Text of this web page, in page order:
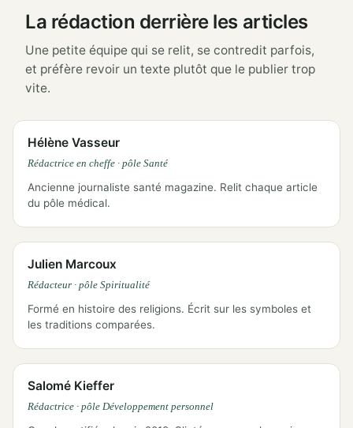
La rédaction derrière les articles
Une petite équipe qui se relit, se contredit parfois,
et préfère revoir un texte plutôt que le publier trop
vite.
Hélène Vasseur
Rédactrice en cheffe · pôle Santé
Ancienne journaliste santé magazine. Relit chaque article
du pôle médical.
Julien Marcoux
Rédacteur · pôle Spiritualité
Formé en histoire des religions. Écrit sur les symboles et
les traditions comparées.
Salomé Kieffer
Rédactrice · pôle Développement personnel